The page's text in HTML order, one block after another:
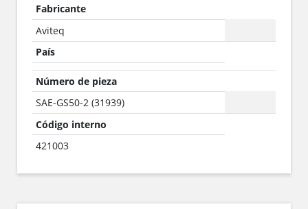
Fabricante
Aviteq
País
Número de pieza
SAE-GS50-2 (31939)
Código interno
421003